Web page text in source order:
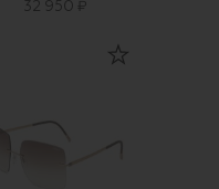
32 950 ₽